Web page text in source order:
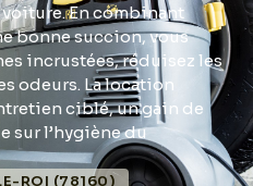
En combinant
bonne succion, vous
incrustées, réduisez les
odeurs. La location
ciblé, un gain de
sur l’hygiène du
ROI (78160)